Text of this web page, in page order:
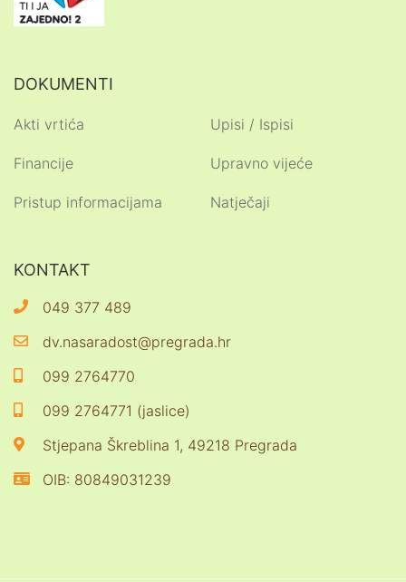
DOKUMENTI
Akti vrtića
Financije
Pristup informacijama
Upisi / Ispisi
Upravno vijeće
Natječaji
KONTAKT
049 377 489
dv.nasaradost@pregrada.hr
099 2764770
099 2764771 (jaslice)
Stjepana Škreblina 1, 49218 Pregrada
OIB: 80849031239